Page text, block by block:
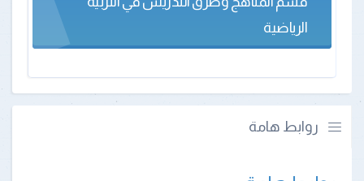
الرياضية
روابط هامة